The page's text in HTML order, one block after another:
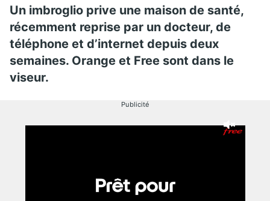
Un imbroglio prive une maison de santé,
récemment reprise par un docteur, de
téléphone et d’internet depuis deux
semaines. Orange et Free sont dans le
viseur.
Publicité